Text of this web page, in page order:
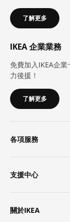
了解更多
IKEA 企業業務
免費加入IKEA企
力後援！
了解更多
各項服務
支援中心
關於IKEA